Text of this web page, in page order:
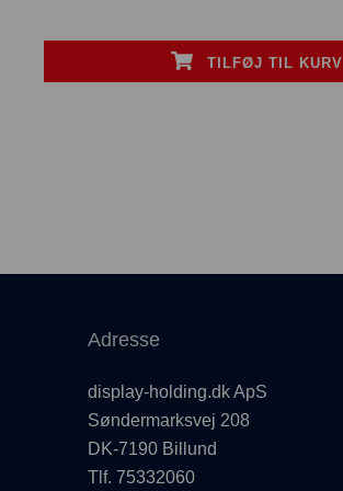
TILFØJ TIL KURV
Adresse
display-holding.dk ApS
Søndermarksvej 208
DK-7190 Billund
Tlf. 75332060